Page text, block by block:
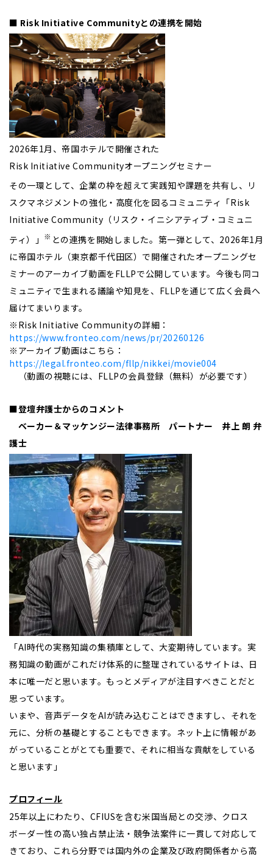
■ Risk Initiative Communityとの連携を開始
2026年1月、帝国ホテルで開催された
Risk Initiative Communityオープニングセミナー
その一環として、企業の枠を超えて実践知や課題を共有し、リ
スクマネジメントの強化・高度化を図るコミュニティ「Risk
Initiative Community（リスク・イニシアティブ・コミュニ
ティ）」 ※ との連携を開始しました。第一弾として、2026年1月
に帝国ホテル（東京都千代田区）で開催されたオープニングセ
ミナーのアーカイブ動画をFLLPで公開しています。今後も同コ
ミュニティで生まれる議論や知見を、FLLPを通じて広く会員へ
届けてまいります。
※Risk Initiative Communityの詳細：
https://www.fronteo.com/news/pr/20260126
※アーカイブ動画はこちら：
https://legal.fronteo.com/fllp/nikkei/movie004
（動画の視聴には、FLLPの会員登録（無料）が必要です）
■登壇弁護士からのコメント
ベーカー＆マッケンジー法律事務所 パートナー 井上 朗 弁
護士
「AI時代の実務知識の集積庫として、大変期待しています。実
務知識の動画がこれだけ体系的に整理されているサイトは、日
本に唯一だと思います。もっとメディアが注目すべきことだと
思っています。
いまや、音声データをAIが読み込むことはできますし、それを
元に、分析の基礎とすることもできます。ネット上に情報があ
がっていることがとても重要で、それに相当な貢献をしている
と思います」
プロフィール
25年以上にわたり、CFIUSを含む米国当局との交渉、クロス
ボーダー性の高い独占禁止法・競争法案件に一貫して対応して
きており、これら分野では国内外の企業及び政府関係者から高